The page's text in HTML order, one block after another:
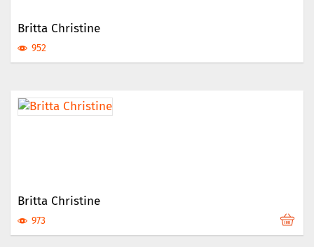
Britta Christine
952
Britta Christine
973